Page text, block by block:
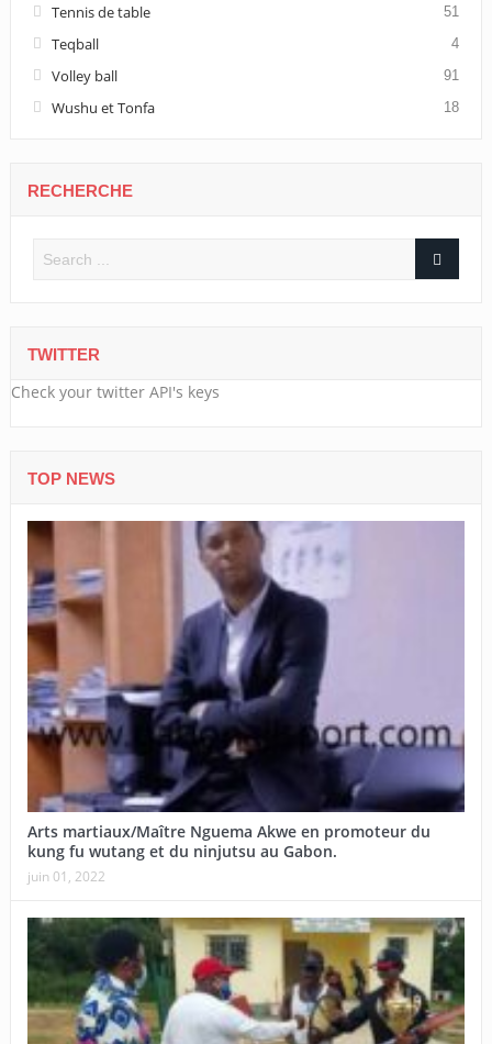
Tennis de table 51
Teqball 4
Volley ball 91
Wushu et Tonfa 18
RECHERCHE
TWITTER
Check your twitter API's keys
TOP NEWS
Arts martiaux/Maître Nguema Akwe en promoteur du
kung fu wutang et du ninjutsu au Gabon.
juin 01, 2022